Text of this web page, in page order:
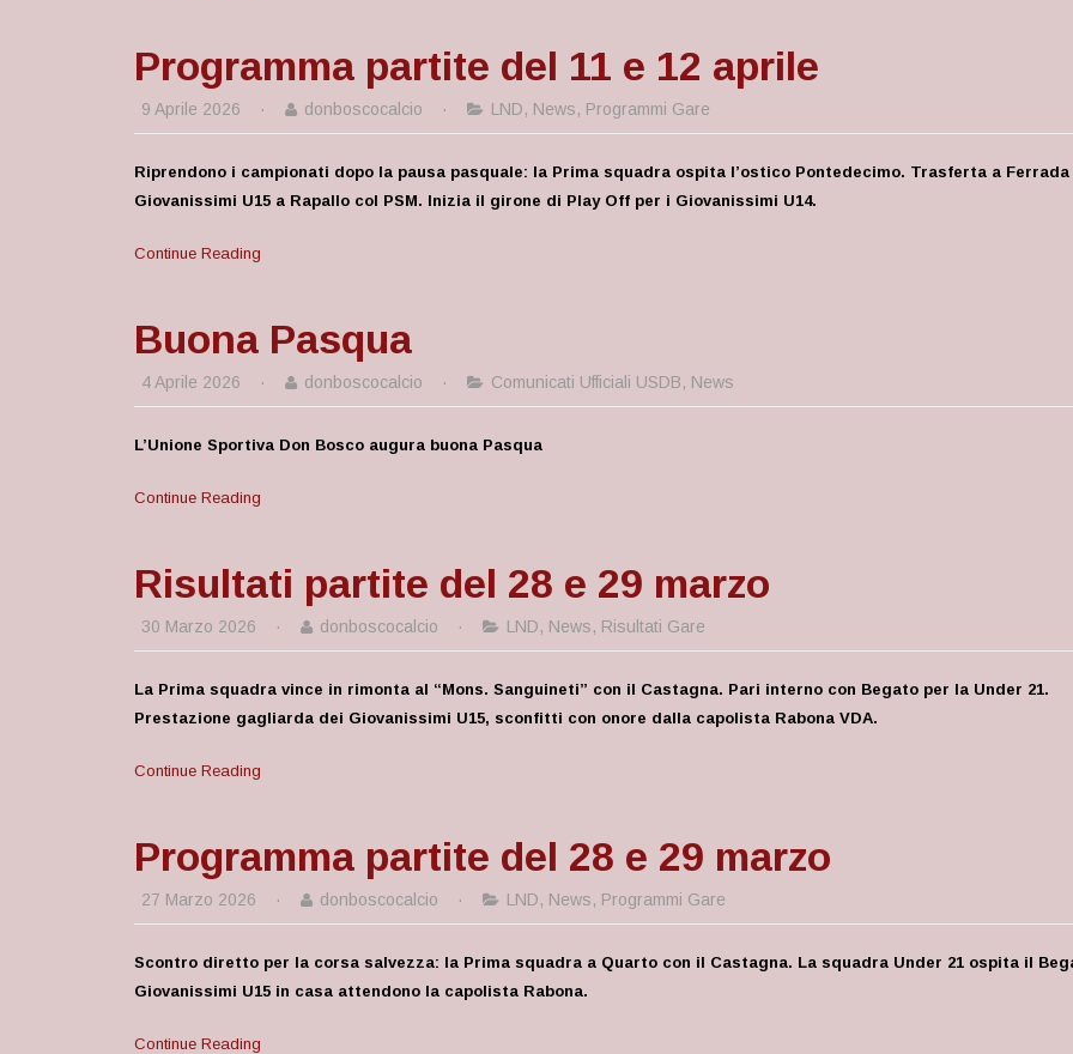
Programma partite del 11 e 12 aprile
9 Aprile 2026 · donboscocalcio · LND, News, Programmi Gare
Riprendono i campionati dopo la pausa pasquale: la Prima squadra ospita l’ostico Pontedecimo. Trasferta a
Giovanissimi U15 a Rapallo col PSM. Inizia il girone di Play Off per i Giovanissimi U14.
Continue Reading
Buona Pasqua
4 Aprile 2026 · donboscocalcio · Comunicati Ufficiali USDB, News
L’Unione Sportiva Don Bosco augura buona Pasqua
Continue Reading
Risultati partite del 28 e 29 marzo
30 Marzo 2026 · donboscocalcio · LND, News, Risultati Gare
La Prima squadra vince in rimonta al “Mons. Sanguineti” con il Castagna. Pari interno con Begato per la Under 21.
Prestazione gagliarda dei Giovanissimi U15, sconfitti con onore dalla capolista Rabona VDA.
Continue Reading
Programma partite del 28 e 29 marzo
27 Marzo 2026 · donboscocalcio · LND, News, Programmi Gare
Scontro diretto per la corsa salvezza: la Prima squadra a Quarto con il Castagna. La squadra Under 21 ospita il
Giovanissimi U15 in casa attendono la capolista Rabona.
Continue Reading